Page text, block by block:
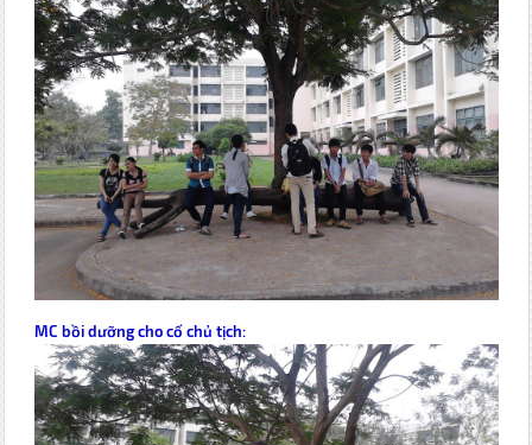
MC bồi dưỡng cho cố chủ tịch: